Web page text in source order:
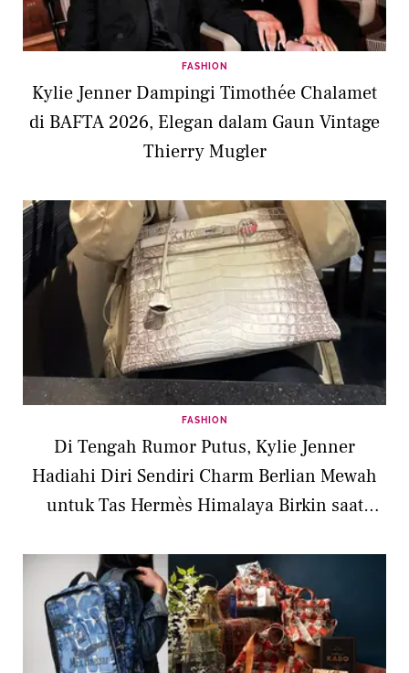
FASHION
Kylie Jenner Dampingi Timothée Chalamet
di BAFTA 2026, Elegan dalam Gaun Vintage
Thierry Mugler
FASHION
Di Tengah Rumor Putus, Kylie Jenner
Hadiahi Diri Sendiri Charm Berlian Mewah
untuk Tas Hermès Himalaya Birkin saat